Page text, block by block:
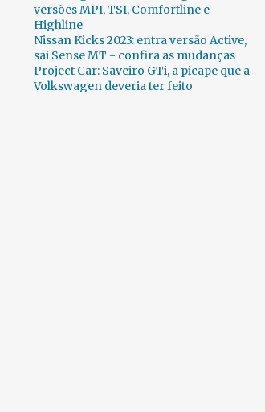
versões MPI, TSI, Comfortline e
Highline
Nissan Kicks 2023: entra versão Active,
sai Sense MT - confira as mudanças
Project Car: Saveiro GTi, a picape que a
Volkswagen deveria ter feito